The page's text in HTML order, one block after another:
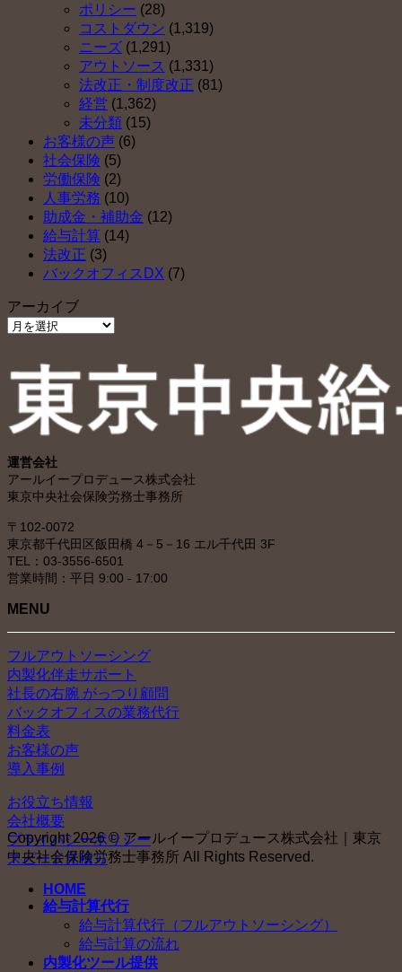
ポリシー (28)
コストダウン (1,319)
ニーズ (1,291)
アウトソース (1,331)
法改正・制度改正 (81)
経営 (1,362)
未分類 (15)
お客様の声 (6)
社会保険 (5)
労働保険 (2)
人事労務 (10)
助成金・補助金 (12)
給与計算 (14)
法改正 (3)
バックオフィスDX (7)
アーカイブ
ア
イ
運営会社
アールイープロデュース株式会社
東京中央社会保険労務士事務所
〒102-0072
東京都千代田区飯田橋 4－5－16 エル千代田 3F
TEL：03-3556-6501
営業時間：平日 9:00 - 17:00
MENU
フルアウトソーシング
内製化伴走サポート
社長の右腕 がっつり顧問
バックオフィスの業務代行
料金表
お客様の声
導入事例
お役立ち情報
会社概要
プライバシーポリシー
スピード見積り
Copyright 2026 © アールイープロデュース株式会社｜東京
中央社会保険労務士事務所 All Rights Reserved.
HOME
給与計算代行
給与計算代行（フルアウトソーシング）
給与計算の流れ
内製化ツール提供